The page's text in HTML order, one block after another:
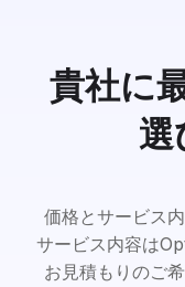
貴社に
選
価格とサービス
サービス内容は
お見積もりのご希